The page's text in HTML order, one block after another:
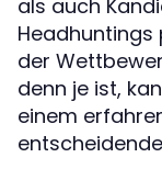
als auch
Headhuntings
der
denn je ist,
einem